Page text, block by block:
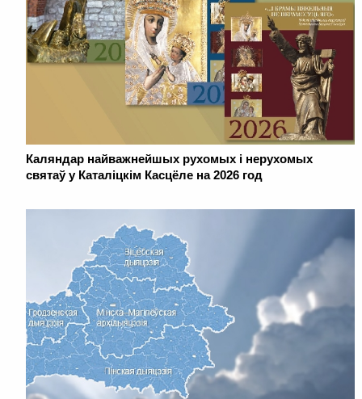
Каляндар найважнейшых рухомых і нерухомых
святаў у Каталіцкім Касцёле на 2026 год